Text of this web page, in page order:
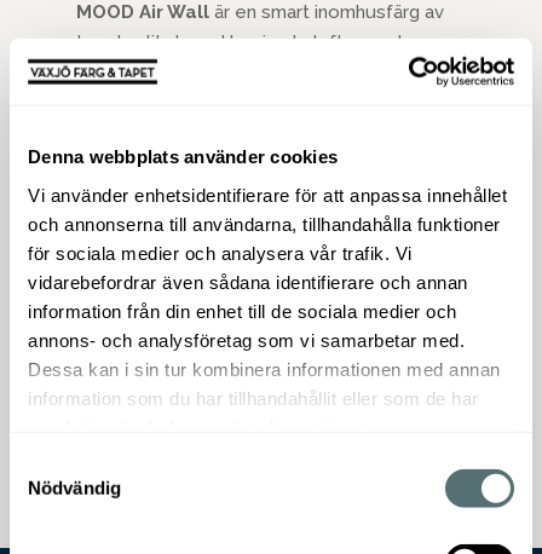
Denna webbplats använder cookies
Vi använder enhetsidentifierare för att anpassa innehållet
och annonserna till användarna, tillhandahålla funktioner
för sociala medier och analysera vår trafik. Vi
vidarebefordrar även sådana identifierare och annan
information från din enhet till de sociala medier och
annons- och analysföretag som vi samarbetar med.
Dessa kan i sin tur kombinera informationen med annan
information som du har tillhandahållit eller som de har
Nödvändig
MOOD Air Wallär en smart inomhusfärg av
toppkvalitet med bevisade luftrenande
egenskaper som förbättrar både
vattenburen väggfärg med hög täckförmåga,
fungerar som kombinerad grund- och
täckfärg. Du får ett vackert och modernt
helmatt resultat med Beckers Mood Air Wall
(glans 3) och ändå avtorkningsbar. Air Wall är
Beckers bästa inomhusfärg någonsin och är
miljömärkt med Svanen och rekommenderas
av Astma- och allergiförbundet. Burken är
dessutom tillverkad av delvis återvunnen